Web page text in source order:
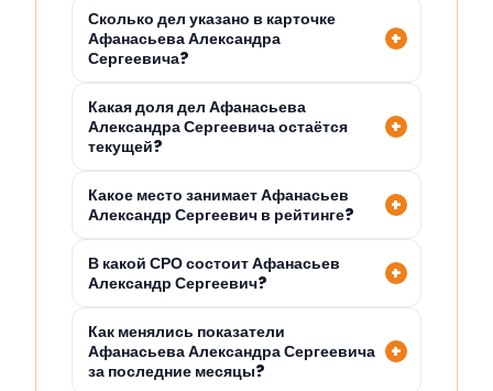
Сколько дел указано в карточке
Афанасьева Александра
Сергеевича?
Какая доля дел Афанасьева
Александра Сергеевича остаётся
текущей?
Какое место занимает Афанасьев
Александр Сергеевич в рейтинге?
В какой СРО состоит Афанасьев
Александр Сергеевич?
Как менялись показатели
Афанасьева Александра Сергеевича
за последние месяцы?